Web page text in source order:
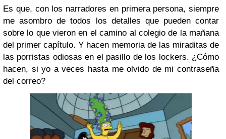
Es que, con los narradores en primera persona, siempre
me asombro de todos los detalles que pueden contar
sobre lo que vieron en el camino al colegio de la mañana
del primer capítulo. Y hacen memoria de las miraditas de
las porristas odiosas en el pasillo de los lockers. ¿Cómo
hacen, si yo a veces hasta me olvido de mi contraseña
del correo?